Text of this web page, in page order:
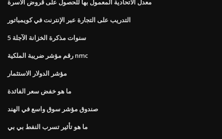
معدل الاتحادية المعمول بها للحصول على قروض الأسرة
التدريب على التجارة عبر الإنترنت في كويمباتور
5 سنوات مذكرة الخزانة الآجلة
رقم مؤشر ضريبة الملكية nmc
مؤشر الدولار الاستثمار
ما هو خفض سعر الفائدة
صندوق مؤشر سوق واسع في الهند
ما هو تأثير تسرب النفط بي بي